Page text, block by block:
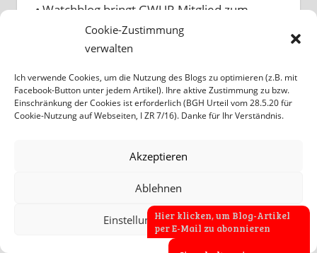
Cookie-Zustimmung
verwalten
Ich verwende Cookies, um die Nutzung des Blogs zu optimieren (z.B. mit
Facebook-Button unter jedem Artikel). Ihre aktive Zustimmung zu bzw.
Einschränkung der Cookies ist erforderlich (BGH Urteil vom 28.5.20 für
Cookie-Nutzung auf Webseiten, I ZR 7/16). Danke für Ihr Verständnis.
Akzeptieren
Ablehnen
Einstellungen anzeigen
• Watchblog bringt GWUP-Mitglied zum
Schweigen, der gegen Globuli hetzt (
Troll öffentlich (Link)
„Abtauchen oder Engagement gegen Anti-
Hom-Lobby“ mit Ankündigung, Skeptiker-
Trolle zu entanonymisieren (
über weitere Aktionen gegen
Anti-Homöopathie-Lobby (Link )
Hier klicken, um Blog-Artikel
per E-Mail zu abonnieren